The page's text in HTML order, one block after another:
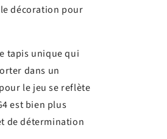
décoration pour
tapis unique qui
dans un
le jeu se reflète
est bien plus
de détermination